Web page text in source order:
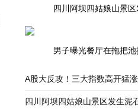
四川阿坝四姑娘山景区
男子曝光餐厅在拖把
A股大反攻！三大指数高开猛
四川阿坝四姑娘山景区发生泥